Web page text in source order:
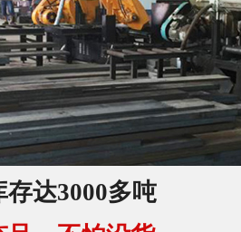
存达3000多吨